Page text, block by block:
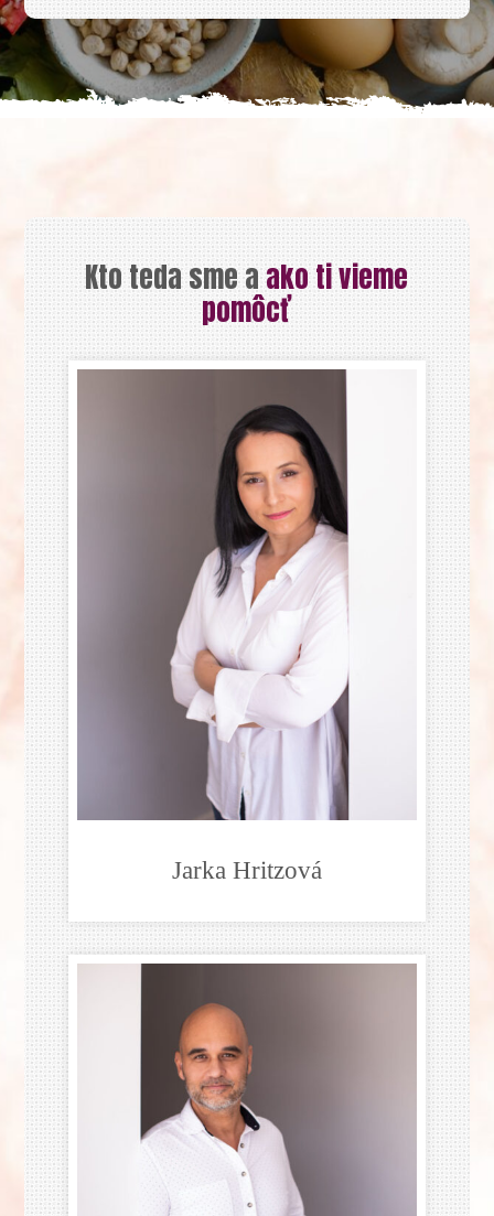
Kto teda sme aako ti vieme
pomôcť
Jarka Hritzová